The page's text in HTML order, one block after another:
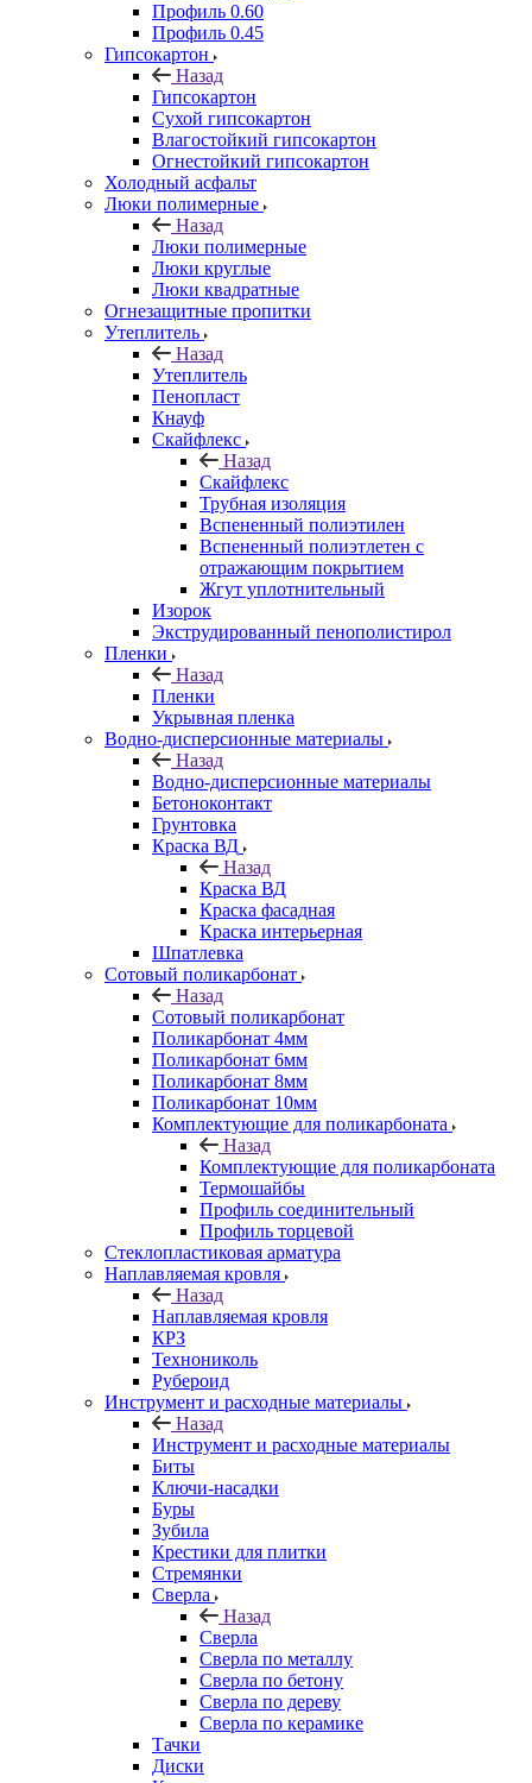
Профиль 0.60
Профиль 0.45
Гипсокартон
Назад
Гипсокартон
Сухой гипсокартон
Влагостойкий гипсокартон
Огнестойкий гипсокартон
Холодный асфальт
Люки полимерные
Назад
Люки полимерные
Люки круглые
Люки квадратные
Огнезащитные пропитки
Утеплитель
Назад
Утеплитель
Пенопласт
Кнауф
Скайфлекс
Назад
Скайфлекс
Трубная изоляция
Вспененный полиэтилен
Вспененный полиэтлетен с
отражающим покрытием
Жгут уплотнительный
Изорок
Экструдированный пенополистирол
Пленки
Назад
Пленки
Укрывная пленка
Водно-дисперсионные материалы
Назад
Водно-дисперсионные материалы
Бетоноконтакт
Грунтовка
Краска ВД
Назад
Краска ВД
Краска фасадная
Краска интерьерная
Шпатлевка
Сотовый поликарбонат
Назад
Сотовый поликарбонат
Поликарбонат 4мм
Поликарбонат 6мм
Поликарбонат 8мм
Поликарбонат 10мм
Комплектующие для поликарбоната
Назад
Комплектующие для поликарбоната
Термошайбы
Профиль соединительный
Профиль торцевой
Стеклопластиковая арматура
Наплавляемая кровля
Назад
Наплавляемая кровля
КРЗ
Технониколь
Рубероид
Инструмент и расходные материалы
Назад
Инструмент и расходные материалы
Биты
Ключи-насадки
Буры
Зубила
Крестики для плитки
Стремянки
Сверла
Назад
Сверла
Сверла по металлу
Сверла по бетону
Сверла по дереву
Сверла по керамике
Тачки
Диски